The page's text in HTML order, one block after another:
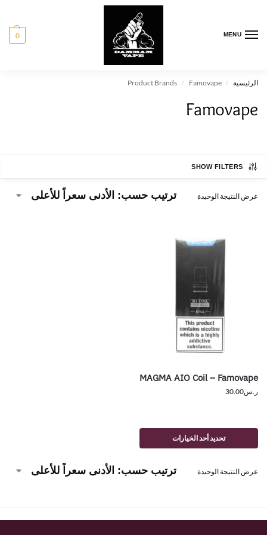
MENU
0
الرئيسية /
Product Brands / Famovape
Famovape
SHOW FILTERS
عرض النتيجة الوحيدة
MAGMA AIO Coil – Famovape
ر.س30.00
تحديد أحد الخيارات
عرض النتيجة الوحيدة